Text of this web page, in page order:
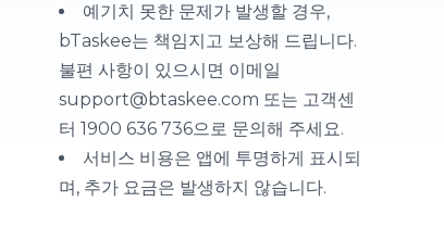
예기치 못한 문제가 발생할 경우,
bTaskee는 책임지고 보상해 드립니다.
불편 사항이 있으시면 이메일
support@btaskee.com 또는 고객센
터 1900 636 736으로 문의해 주세요.
서비스 비용은 앱에 투명하게 표시되
며, 추가 요금은 발생하지 않습니다.